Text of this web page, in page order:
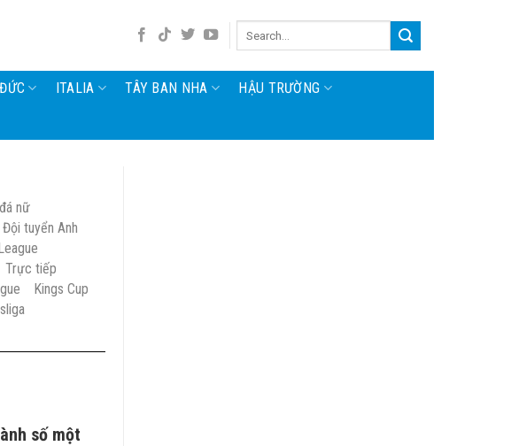
ĐỨC ITALIA TÂY BAN NHA HẬU TRƯỜNG
nữ
Đội tuyển Anh
Trực tiếp
Kings Cup
số một